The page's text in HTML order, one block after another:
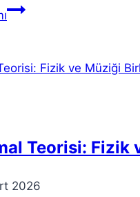
Teori
Dengesi:
Teorisi: Fizik
2026